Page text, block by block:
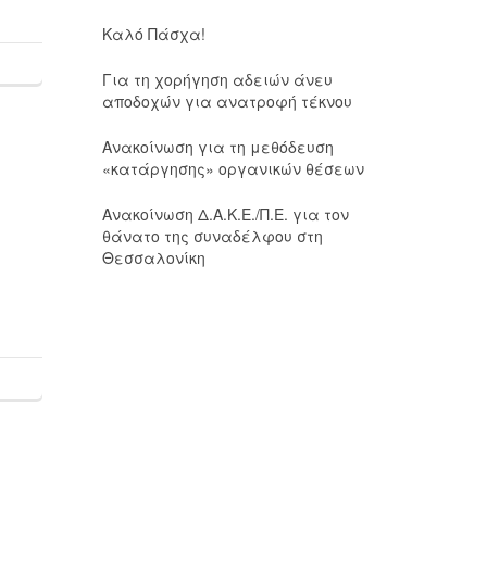
Καλό Πάσχα!
Για τη χορήγηση αδειών άνευ
αποδοχών για ανατροφή τέκνου
Ανακοίνωση για τη μεθόδευση
«κατάργησης» οργανικών θέσεων
Ανακοίνωση Δ.Α.Κ.Ε./Π.Ε. για τον
θάνατο της συναδέλφου στη
Θεσσαλονίκη